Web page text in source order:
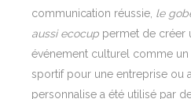
communication réussie, le
aussi ecocup permet de créer
événement culturel comme
sportif pour une entreprise ou
personnalise a été utilisé par